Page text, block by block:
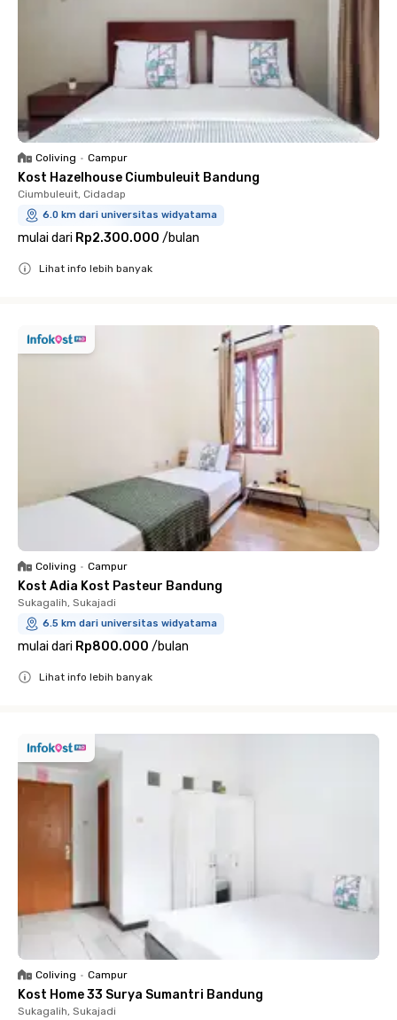
Coliving • Campur
Kost Hazelhouse Ciumbuleuit Bandung
Ciumbuleuit, Cidadap
6.0 km dari universitas widyatama
mulai dari Rp2.300.000 /bulan
Lihat info lebih banyak
Coliving • Campur
Kost Adia Kost Pasteur Bandung
Sukagalih, Sukajadi
6.5 km dari universitas widyatama
mulai dari Rp800.000 /bulan
Lihat info lebih banyak
Coliving • Campur
Kost Home 33 Surya Sumantri Bandung
Sukagalih, Sukajadi